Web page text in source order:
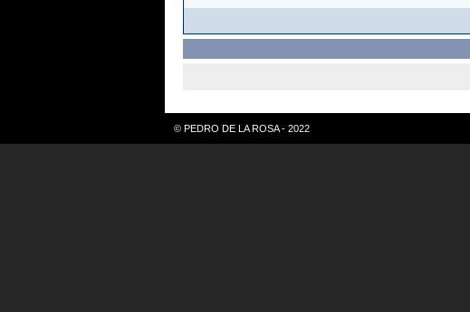
© PEDRO DE LA ROSA - 2022